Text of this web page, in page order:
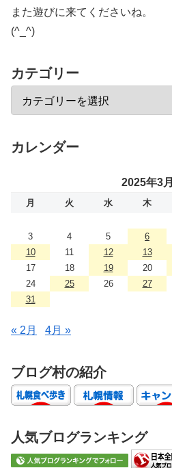
また遊びに来てくださいね。
(^_^)
カテゴリー
カレンダー
2025年3月
月 火 水 木
3
4 5 6
10
11 12 13
17
18 19 20
24
25 26 27
31
« 2月 4月 »
ブログ村の紹介
人気ブログランキング